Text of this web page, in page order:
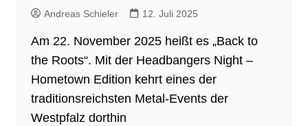
Andreas Schieler 12. Juli 2025
Am 22. November 2025 heißt es „Back to
the Roots“. Mit der Headbangers Night –
Hometown Edition kehrt eines der
traditionsreichsten Metal-Events der
Westpfalz dorthin